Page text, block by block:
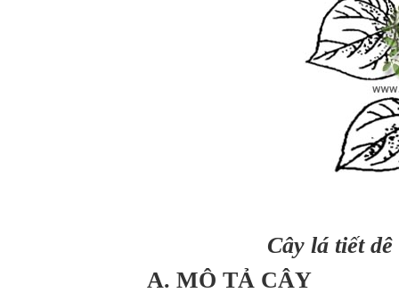
Cây lá tiết
A. MÔ TẢ CÂY